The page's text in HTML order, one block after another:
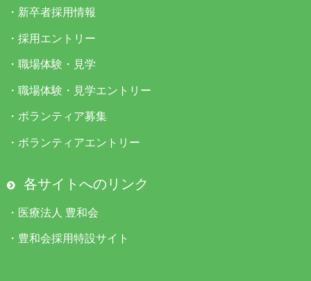
・ 新卒者採用情報
・ 採用エントリー
・ 職場体験・見学
・ 職場体験・見学エントリー
・ ボランティア募集
・ ボランティアエントリー
各サイトへのリンク
・ 医療法人 豊和会
・ 豊和会採用特設サイト